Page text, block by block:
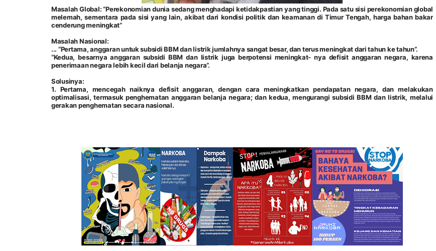
Masalah Global: “Perekonomian dunia sedang menghadapi ketidakpastian yang tinggi. Pada satu sisi perekonomian global
melemah, sementara pada sisi yang lain, akibat dari kondisi politik dan keamanan di Timur Tengah, harga bahan bakar
cenderung meningkat”
Masalah Nasional:
... “Pertama, anggaran untuk subsidi BBM dan listrik jumlahnya sangat besar, dan terus meningkat dari tahun ke tahun”.
“Kedua, besarnya anggaran subsidi BBM dan listrik juga berpotensi meningkat- nya defisit anggaran negara, karena
penerimaan negara lebih kecil dari belanja negara”.
Solusinya:
1. Pertama, mencegah naiknya defisit anggaran, dengan cara meningkatkan pendapatan negara, dan melakukan
optimalisasi, termasuk penghematan anggaran belanja negara; dan kedua, mengurangi subsidi BBM dan listrik, melalui
gerakan penghematan secara nasional.